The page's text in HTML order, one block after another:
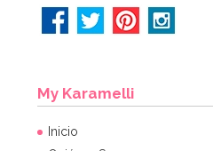
My Karamelli
Inicio